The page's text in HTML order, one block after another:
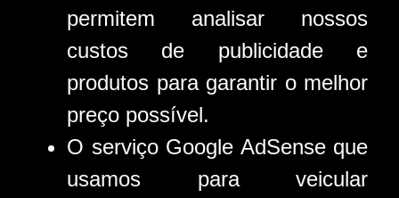
permitem analisar nossos
custos de publicidade e
produtos para garantir o melhor
preço possível.
O serviço Google AdSense que
usamos para veicular